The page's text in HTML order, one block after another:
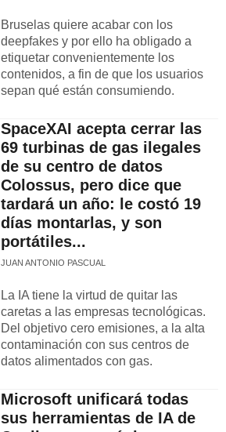
Bruselas quiere acabar con los
deepfakes y por ello ha obligado a
etiquetar convenientemente los
contenidos, a fin de que los usuarios
sepan qué están consumiendo.
SpaceXAI acepta cerrar las
69 turbinas de gas ilegales
de su centro de datos
Colossus, pero dice que
tardará un año: le costó 19
días montarlas, y son
portátiles...
JUAN ANTONIO PASCUAL
La IA tiene la virtud de quitar las
caretas a las empresas tecnológicas.
Del objetivo cero emisiones, a la alta
contaminación con sus centros de
datos alimentados con gas.
Microsoft unificará todas
sus herramientas de IA de